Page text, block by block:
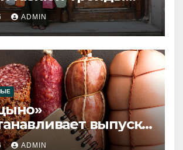
ADMIN
выпуск
ADMIN